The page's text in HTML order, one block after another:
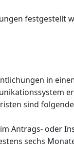
festgestellt
in
sind
Antrags- oder
sechs